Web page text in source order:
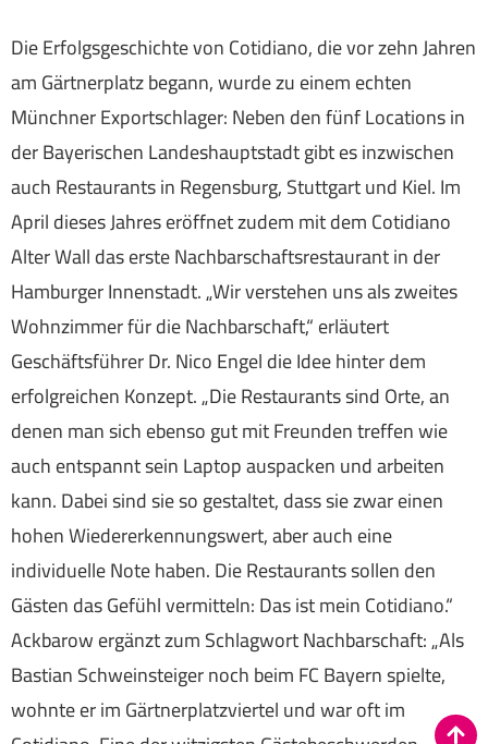
Die Erfolgsgeschichte von Cotidiano, die vor zehn Jahren
am Gärtnerplatz begann, wurde zu einem echten
Münchner Exportschlager: Neben den fünf Locations in
der Bayerischen Landeshauptstadt gibt es inzwischen
auch Restaurants in Regensburg, Stuttgart und Kiel. Im
April dieses Jahres eröffnet zudem mit dem Cotidiano
Alter Wall das erste Nachbarschaftsrestaurant in der
Hamburger Innenstadt. „Wir verstehen uns als zweites
Wohnzimmer für die Nachbarschaft,“ erläutert
Geschäftsführer Dr. Nico Engel die Idee hinter dem
erfolgreichen Konzept. „Die Restaurants sind Orte, an
denen man sich ebenso gut mit Freunden treffen wie
auch entspannt sein Laptop auspacken und arbeiten
kann. Dabei sind sie so gestaltet, dass sie zwar einen
hohen Wiedererkennungswert, aber auch eine
individuelle Note haben. Die Restaurants sollen den
Gästen das Gefühl vermitteln: Das ist mein Cotidiano.“
Ackbarow ergänzt zum Schlagwort Nachbarschaft: „Als
Bastian Schweinsteiger noch beim FC Bayern spielte,
wohnte er im Gärtnerplatzviertel und war oft im